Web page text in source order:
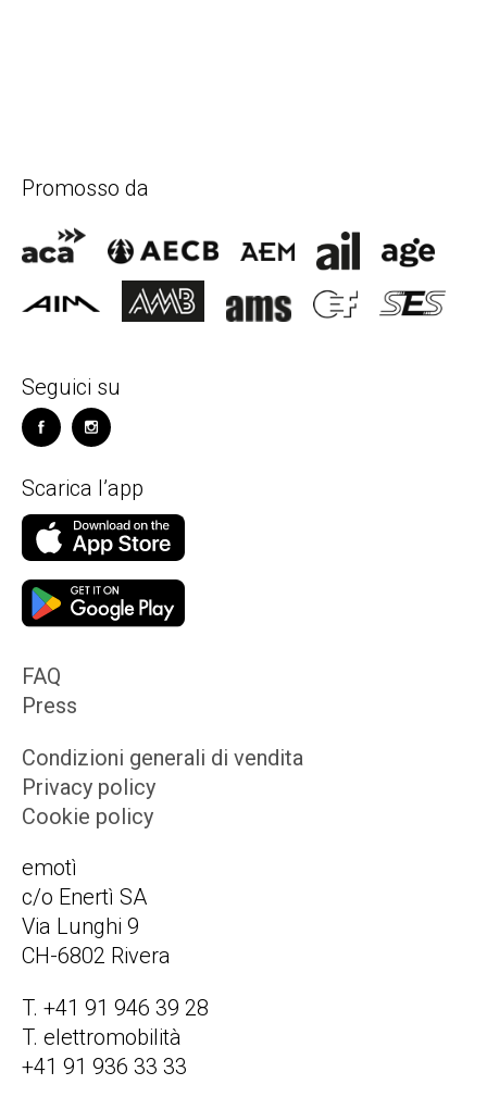
Promosso da
Seguici su
Scarica l’app
FAQ
Press
Condizioni generali di vendita
Privacy policy
Cookie policy
emotì
c/o Enertì SA
Via Lunghi 9
CH-6802 Rivera
T. +41 91 946 39 28
T. elettromobilità
+41 91 936 33 33